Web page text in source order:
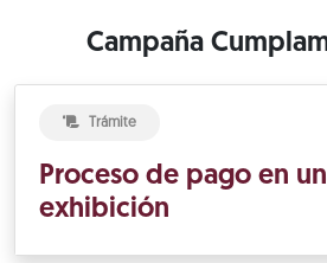
Campaña
Trámite
Proceso de pago en
exhibición